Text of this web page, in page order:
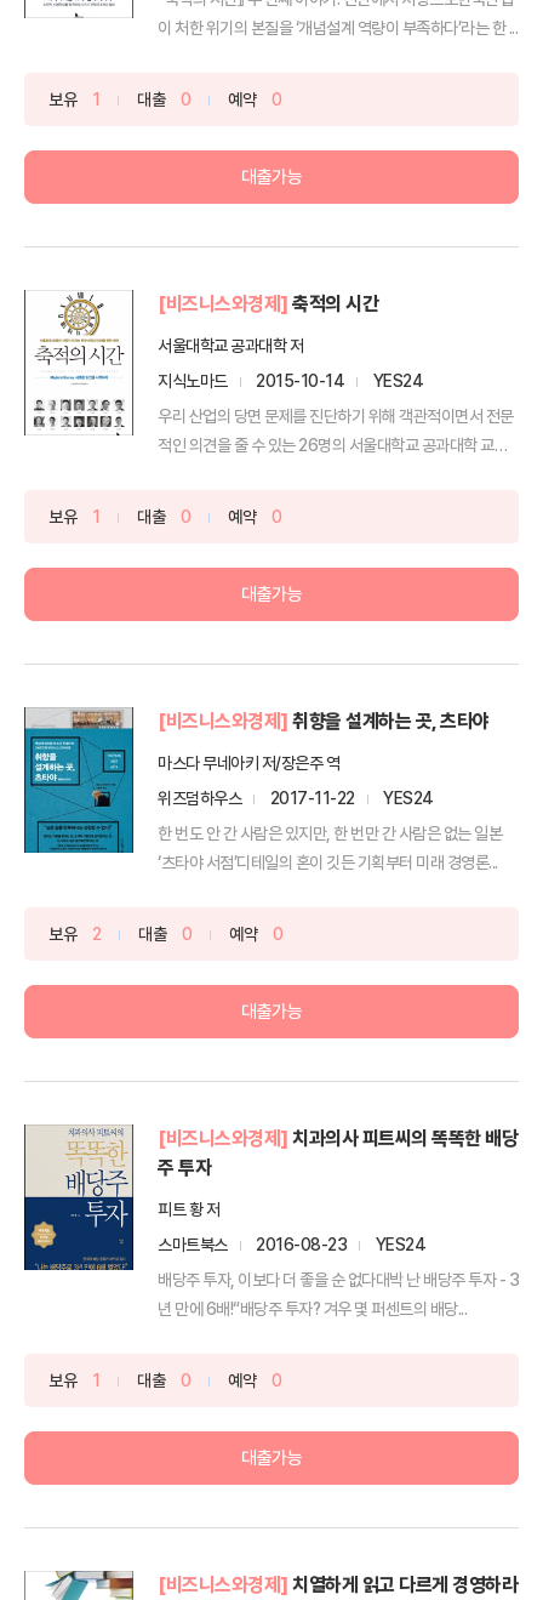
이 처한 위기의 본질을 ‘개념설계 역량이 부족하다’라는 한 ...
보유 1 대출 0 예약 0
대출가능
[비즈니스와경제] 축적의 시간
서울대학교 공과대학 저
지식노마드
2015-10-14
YES24
우리 산업의 당면 문제를 진단하기 위해 객관적이면서 전문
적인 의견을 줄 수 있는 26명의 서울대학교 공과대학 교수
보유 1 대출 0 예약 0
대출가능
[비즈니스와경제] 취향을 설계하는 곳, 츠타야
마스다 무네아키 저/장은주 역
위즈덤하우스
2017-11-22
YES24
한 번도 안 간 사람은 있지만, 한 번만 간 사람은 없는 일본
‘츠타야 서점’디테일의 혼이 깃든 기획부터 미래 경영론...
보유 2 대출 0 예약 0
대출가능
[비즈니스와경제] 치과의사 피트씨의 똑똑한 배당
주 투자
피트 황 저
스마트북스
2016-08-23
YES24
배당주 투자, 이보다 더 좋을 순 없다대박 난 배당주 투자 - 3
년 만에 6배!“배당주 투자? 겨우 몇 퍼센트의 배당...
보유 1 대출 0 예약 0
대출가능
[비즈니스와경제] 치열하게 읽고 다르게 경영하라